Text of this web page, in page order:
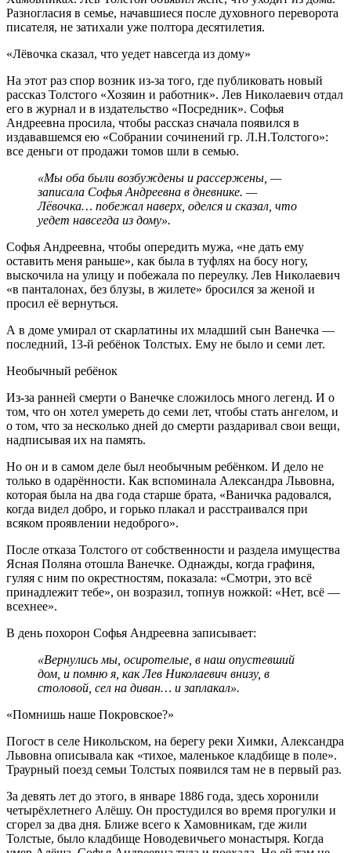
Разногласия в семье, начавшиеся после духовного переворота
писателя, не затихали уже полтора десятилетия.
«Лёвочка сказал, что уедет навсегда из дому»
На этот раз спор возник из-за того, где публиковать новый
рассказ Толстого «Хозяин и работник». Лев Николаевич отдал
его в журнал и в издательство «Посредник». Софья
Андреевна просила, чтобы рассказ сначала появился в
издававшемся ею «Собрании сочинений гр. Л.Н.Толстого»:
все деньги от продажи томов шли в семью.
«Мы оба были возбуждены и рассержены, —
записала Софья Андреевна в дневнике. —
Лёвочка… побежал наверх, оделся и сказал, что
уедет навсегда из дому».
Софья Андреевна, чтобы опередить мужа, «не дать ему
оставить меня раньше», как была в туфлях на босу ногу,
выскочила на улицу и побежала по переулку. Лев Николаевич
«в панталонах, без блузы, в жилете» бросился за женой и
просил её вернуться.
А в доме умирал от скарлатины их младший сын Ванечка —
последний, 13-й ребёнок Толстых. Ему не было и семи лет.
Необычный ребёнок
Из-за ранней смерти о Ванечке сложилось много легенд. И о
том, что он хотел умереть до семи лет, чтобы стать ангелом, и
о том, что за несколько дней до смерти раздаривал свои вещи,
надписывая их на память.
Но он и в самом деле был необычным ребёнком. И дело не
только в одарённости. Как вспоминала Александра Львовна,
которая была на два года старше брата, «Ваничка радовался,
когда видел добро, и горько плакал и расстраивался при
всяком проявлении недоброго».
После отказа Толстого от собственности и раздела имущества
Ясная Поляна отошла Ванечке. Однажды, когда графиня,
гуляя с ним по окрестностям, показала: «Смотри, это всё
принадлежит тебе», он возразил, топнув ножкой: «Нет, всё —
всехнее».
В день похорон Софья Андреевна записывает:
«Вернулись мы, осиротелые, в наш опустевший
дом, и помню я, как Лев Николаевич внизу, в
столовой, сел на диван… и заплакал».
«Помнишь наше Покровское?»
Погост в селе Никольском, на берегу реки Химки, Александра
Львовна описывала как «тихое, маленькое кладбище в поле».
Траурный поезд семьи Толстых появился там не в первый раз.
За девять лет до этого, в январе 1886 года, здесь хоронили
четырёхлетнего Алёшу. Он простудился во время прогулки и
сгорел за два дня. Ближе всего к Хамовникам, где жили
Толстые, было кладбище Новодевичьего монастыря. Когда